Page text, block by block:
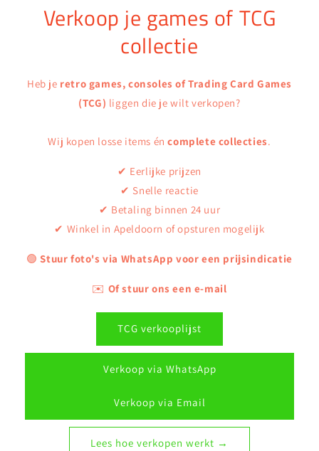
Verkoop je games of TCG
collectie
Heb je retro games, consoles of Trading Card Games
(TCG) liggen die je wilt verkopen?
Wij kopen losse items éncomplete collecties.
✔ Eerlijke prijzen
✔ Snelle reactie
✔ Betaling binnen 24 uur
✔ Winkel in Apeldoorn of opsturen mogelijk
🟢Stuur foto's via WhatsApp voor een prijsindicatie
✉️ Of stuur ons een e-mail
TCG verkooplijst
Verkoop via WhatsApp
Verkoop via Email
Lees hoe verkopen werkt →